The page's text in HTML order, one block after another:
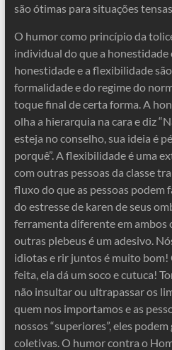
são ótimas para situações
O humor como princípio da
individual do que a
honestidade e a flexibilidade
formalidade e do regime do
toque final de certa forma. A
olha a hierarquia na cara e diz
esteja no conselho, sua ideia é
porquê”. A flexibilidade é uma
com outras pessoas da classe
fluxo do que as pessoas podem
do estresse de karen de seus
ferramenta diferente em ambos
outras plebeus é um adesivo.
idiotas e rir juntos é muito bom!
feita, ela dá um soco e cutuca!
não insultar ou ultrapassar os
quem nos importamos e as
nossos “superiores”, eles
coletivas. O humor contra o